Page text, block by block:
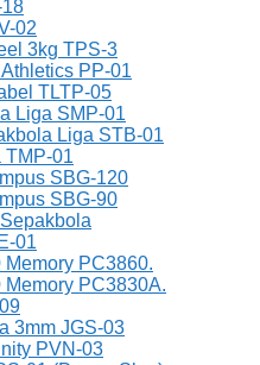
02
3kg TPS-3
PP-01
TLTP-05
Liga SMP-01
Liga STB-01
TMP-01
SBG-120
SBG-90
01
PC3860.
PC3830A.
3mm JGS-03
PVN-03